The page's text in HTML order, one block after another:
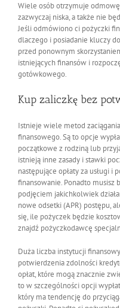
Wiele osób otrzymuje
zazwyczaj niska, a także nie
Jeśli odmówiono ci pożyczki
dlaczego i posiadanie kluczy
przed ponownym
istniejących finansów i
gotówkowego.
Kup zaliczkę bez
Istnieje wiele metod
finansowego. Są to opcje
początkowe z rodziną lub
istnieją inne zasady i stawki
następujące opłaty za usługi
finansowanie. Ponadto musisz
podjęciem jakichkolwiek
nowe odsetki (APR) postępu,
się, ile pożyczek będzie
znajdź pożyczkodawcę
Duża liczba instytucji
potwierdzenia zdolności
opłat, które mogą znacznie
to w szczególności opcji
który ma tendencję do